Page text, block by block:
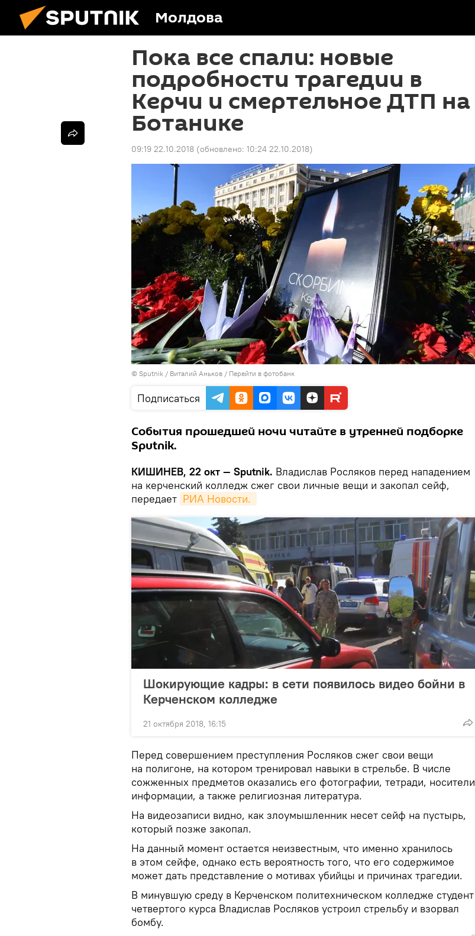
Молдова
Пока все спали: новые
подробности трагедии в
Керчи и смертельное ДТП на
Ботанике
09:19 22.10.2018 (обновлено: 10:24 22.10.2018)
© Sputnik / Виталий Аньков / Перейти в фотобанк
Подписаться
События прошедшей ночи читайте в утренней подборке
Sputnik.
КИШИНЕВ, 22 окт — Sputnik. Владислав Росляков перед нападением
на керченский колледж сжег свои личные вещи и закопал сейф,
передает РИА Новости.
Шокирующие кадры: в сети появилось видео бойни в
Керченском колледже
21 октября 2018, 16:15
Перед совершением преступления Росляков сжег свои вещи
на полигоне, на котором тренировал навыки в стрельбе. В числе
сожженных предметов оказались его фотографии, тетради, носители
информации, а также религиозная литература.
На видеозаписи видно, как злоумышленник несет сейф на пустырь,
который позже закопал.
На данный момент остается неизвестным, что именно хранилось
в этом сейфе, однако есть вероятность того, что его содержимое
может дать представление о мотивах убийцы и причинах трагедии.
В минувшую среду в Керченском политехническом колледже студент
четвертого курса Владислав Росляков устроил стрельбу и взорвал
бомбу.